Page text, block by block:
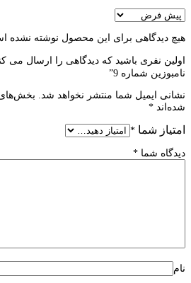
هیچ دیدگاهی برای این محصول نوشته نشده
اولین نفری باشید که دیدگاهی را ارسال می
نامبوزین شماره 9”
نشانی ایمیل شما منتشر نخواهد شد. بخش‌های
شده‌اند *
امتیاز شما *
دیدگاه شما *
نام